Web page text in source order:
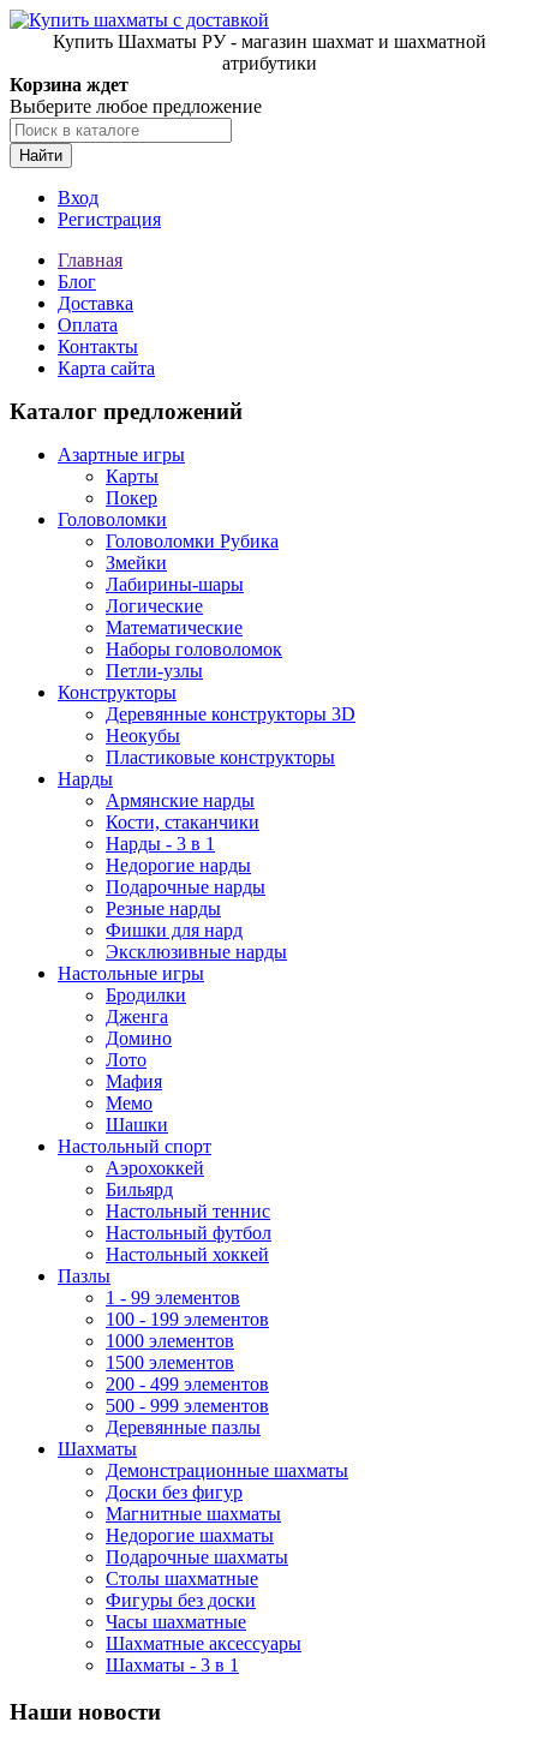
Купить Шахматы РУ - магазин шахмат и шахматной
атрибутики
Корзина ждет
Выберите любое предложение
Найти
Вход
Регистрация
Главная
Блог
Доставка
Оплата
Контакты
Карта сайта
Каталог предложений
Азартные игры
Карты
Покер
Головоломки
Головоломки Рубика
Змейки
Лабирины-шары
Логические
Математические
Наборы головоломок
Петли-узлы
Конструкторы
Деревянные конструкторы 3D
Неокубы
Пластиковые конструкторы
Нарды
Армянские нарды
Кости, стаканчики
Нарды - 3 в 1
Недорогие нарды
Подарочные нарды
Резные нарды
Фишки для нард
Эксклюзивные нарды
Настольные игры
Бродилки
Дженга
Домино
Лото
Мафия
Мемо
Шашки
Настольный спорт
Аэрохоккей
Бильярд
Настольный теннис
Настольный футбол
Настольный хоккей
Пазлы
1 - 99 элементов
100 - 199 элементов
1000 элементов
1500 элементов
200 - 499 элементов
500 - 999 элементов
Деревянные пазлы
Шахматы
Демонстрационные шахматы
Доски без фигур
Магнитные шахматы
Недорогие шахматы
Подарочные шахматы
Столы шахматные
Фигуры без доски
Часы шахматные
Шахматные аксессуары
Шахматы - 3 в 1
Наши новости